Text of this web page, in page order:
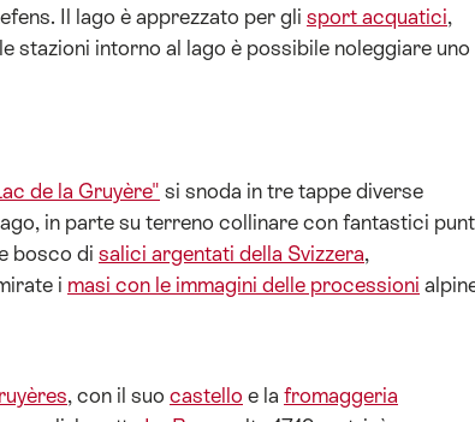
Il lago è apprezzato per gli sport acquatici,
stazioni intorno al lago è possibile noleggiare uno
de la Gruyère" si snoda in tre tappe diverse
in parte su terreno collinare con fantastici
bosco di salici argentati della Svizzera,
i masi con le immagini delle processioni
, con il suo castello e la fromaggeria